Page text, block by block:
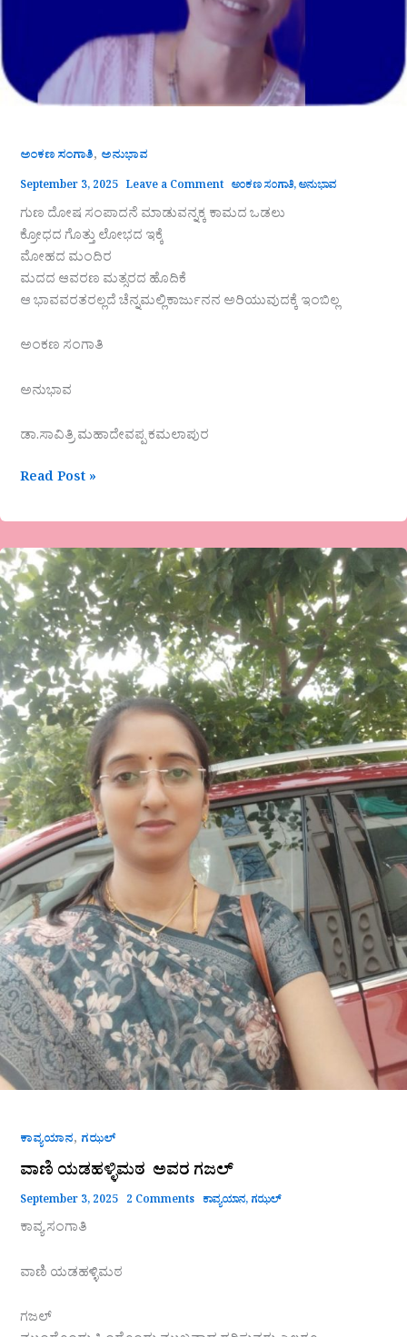
ಅಂಕಣ ಸಂಗಾತಿ, ಅನುಭಾವ
September 3, 2025 Leave a Comment ಅಂಕಣ ಸಂಗಾತಿ,ಅನುಭಾವ
ಗುಣ ದೋಷ ಸಂಪಾದನೆ ಮಾಡುವನ್ನಕ್ಕ ಕಾಮದ ಒಡಲು
ಕ್ರೋಧದ ಗೊತ್ತು ಲೋಭದ ಇಕ್ಕೆ
ಮೋಹದ ಮಂದಿರ
ಮದದ ಆವರಣ ಮತ್ಸರದ ಹೊದಿಕೆ
ಆ ಭಾವವರತರಲ್ಲದೆ ಚೆನ್ನಮಲ್ಲಿಕಾರ್ಜುನನ ಅರಿಯುವುದಕ್ಕೆ ಇಂಬಿಲ್ಲ
ಅಂಕಣ ಸಂಗಾತಿ
ಅನುಭಾವ
ಡಾ.ಸಾವಿತ್ರಿ ಮಹಾದೇವಪ್ಪ ಕಮಲಾಪುರ
Read Post »
ಕಾವ್ಯಯಾನ, ಗಝಲ್
ವಾಣಿ ಯಡಹಳ್ಳಿಮಠ ಅವರ ಗಜಲ್
September 3, 2025 2 Comments ಕಾವ್ಯಯಾನ, ಗಝಲ್
ಕಾವ್ಯ ಸಂಗಾತಿ
ವಾಣಿ ಯಡಹಳ್ಳಿಮಠ
ಗಜಲ್
ವಾಣಿ
ಯಡಹಳ್ಳಿಮಠ
ಅವರ
ಗಜಲ್